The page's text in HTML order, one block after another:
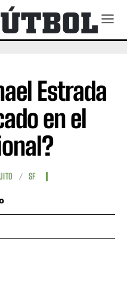
Estrada
en el
SF